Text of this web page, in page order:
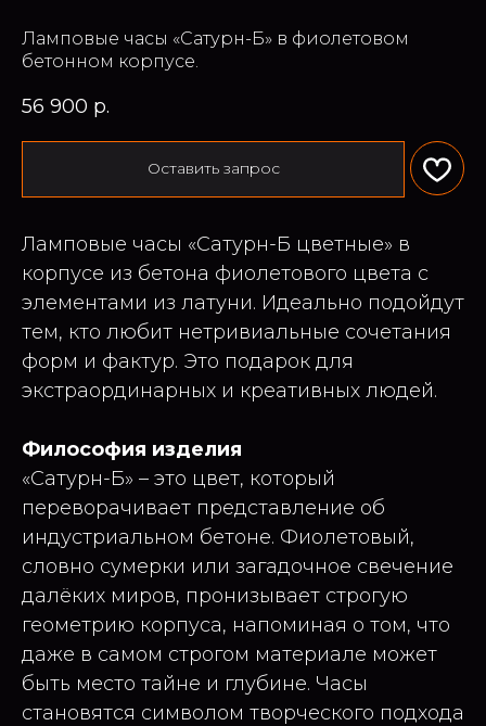
Ламповые часы «Сатурн-Б» в фиолетовом
бетонном корпусе.
56 900 р.
Оставить запрос
Ламповые часы «Сатурн-Б цветные» в
корпусе из бетона фиолетового цвета с
элементами из латуни. Идеально подойдут
тем, кто любит нетривиальные сочетания
форм и фактур. Это подарок для
экстраординарных и креативных людей.
Философия изделия
«Сатурн-Б» – это цвет, который
переворачивает представление об
индустриальном бетоне. Фиолетовый,
словно сумерки или загадочное свечение
далёких миров, пронизывает строгую
геометрию корпуса, напоминая о том, что
даже в самом строгом материале может
быть место тайне и глубине. Часы
становятся символом творческого подхода